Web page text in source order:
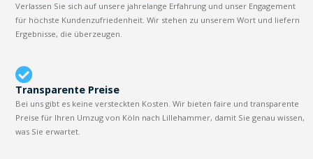
Verlassen Sie sich auf unsere jahrelange Erfahrung und unser Engagement
für höchste Kundenzufriedenheit. Wir stehen zu unserem Wort und liefern
Ergebnisse, die überzeugen.
Transparente Preise
Bei uns gibt es keine versteckten Kosten. Wir bieten faire und transparente
Preise für Ihren Umzug von Köln nach Lillehammer, damit Sie genau wissen,
was Sie erwartet.